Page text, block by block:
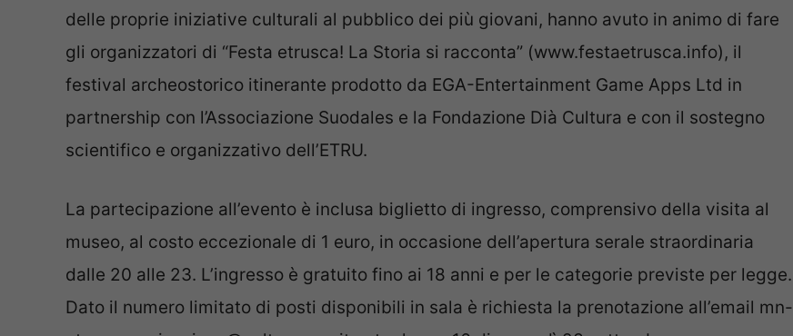
delle proprie iniziative culturali al pubblico dei più giovani, hanno avuto in animo di fare
gli organizzatori di “Festa etrusca! La Storia si racconta” (www.festaetrusca.info), il
festival archeostorico itinerante prodotto da EGA-Entertainment Game Apps Ltd in
partnership con l’Associazione Suodales e la Fondazione Dià Cultura e con il sostegno
scientifico e organizzativo dell’ETRU.
La partecipazione all’evento è inclusa biglietto di ingresso, comprensivo della visita al
museo, al costo eccezionale di 1 euro, in occasione dell’apertura serale straordinaria
dalle 20 alle 23. L’ingresso è gratuito fino ai 18 anni e per le categorie previste per legge.
Dato il numero limitato di posti disponibili in sala è richiesta la prenotazione all’email mn-